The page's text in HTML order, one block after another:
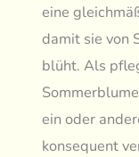
eine
damit sie von
blüht. Als
ein oder
konsequent